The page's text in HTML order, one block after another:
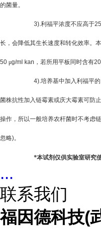
的菌量。
3).利福平浓度不应高于25
长，会降低其生长速度和转化效率。
50 μg/ml kan ，若所用平板同时含有20
4).培养基中加入利福平
菌株抗性加入链霉素或庆大霉素可防止
操作，所以一般培养农杆菌时不考虑
忽略)。
*本试剂仅供实验室研究
...
联系我们
福因德科技(